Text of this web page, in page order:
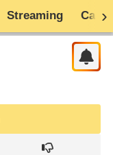
Streaming Cast